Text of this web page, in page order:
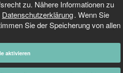
zu. Nähere Informationen zu
Datenschutzerklärung. Wenn Sie
Sie der Speicherung von allen
aktivieren